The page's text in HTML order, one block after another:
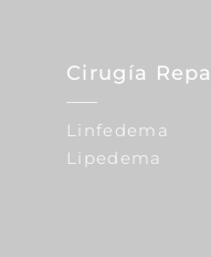
Cirugía
Linfedema
Lipedema